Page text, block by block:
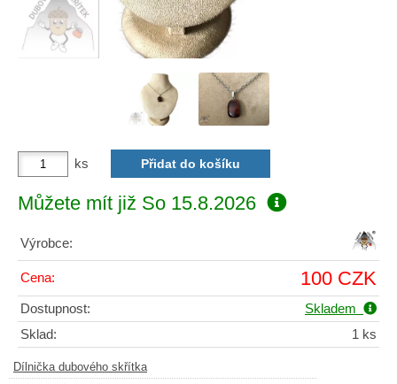
ks
Můžete mít již So 15.8.2026
Výrobce:
Cena: 100 CZK
Dostupnost:
Skladem
Sklad:
1 ks
Dílnička dubového skřítka